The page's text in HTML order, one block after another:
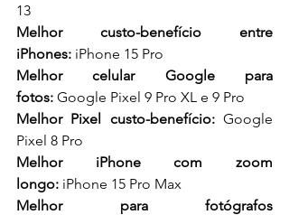
13
Melhor custo-benefício entre
iPhones: iPhone 15 Pro
Melhor celular Google para
fotos: Google Pixel 9 Pro XL e 9 Pro
Melhor Pixel custo-benefício: Google
Pixel 8 Pro
Melhor iPhone com zoom
longo: iPhone 15 Pro Max
Melhor para fotógrafos